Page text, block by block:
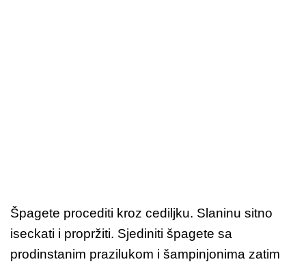
Špagete procediti kroz cediljku. Slaninu sitno
iseckati i propržiti. Sjediniti špagete sa
prodinstanim prazilukom i šampinjonima zatim